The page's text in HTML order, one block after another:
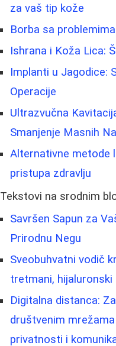
za vaš tip kože
Borba sa
Ishrana i Koža Lica:
Implanti u Jagodice:
Operacije
Ultrazvučna
Smanjenje Masnih
Alternativne metode
pristupa zdravlju
Tekstovi na srodnim
Savršen Sapun za
Prirodnu Negu
Sveobuhvatni vodič
tretmani,
Digitalna distanca:
društvenim
privatnosti i